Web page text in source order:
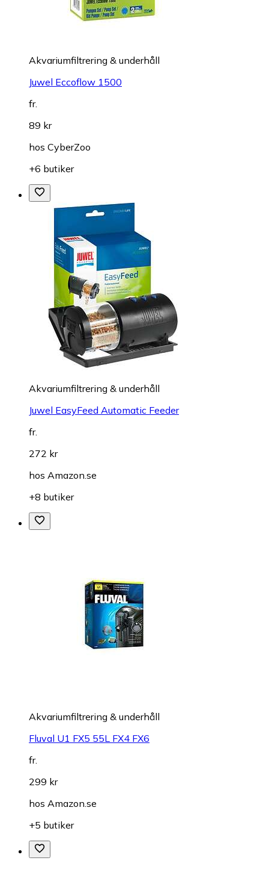
Akvariumfiltrering & underhåll
Juwel Eccoflow 1500
fr.
89 kr
hos CyberZoo
+6 butiker
Akvariumfiltrering & underhåll
Juwel EasyFeed Automatic Feeder
fr.
272 kr
hos Amazon.se
+8 butiker
Akvariumfiltrering & underhåll
Fluval U1 FX5 55L FX4 FX6
fr.
299 kr
hos Amazon.se
+5 butiker